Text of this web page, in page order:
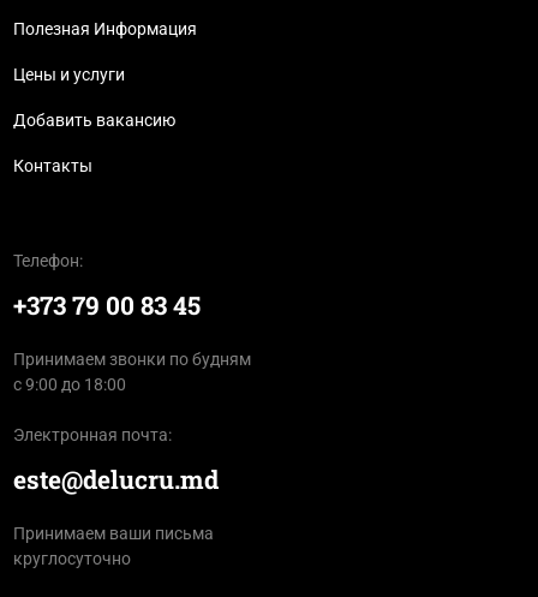
Полезная Информация
Цены и услуги
Добавить вакансию
Контакты
Телефон:
+373 79 00 83 45
Принимаем звонки по будням
с 9:00 до 18:00
Электронная почта:
este@delucru.md
Принимаем ваши письма
круглосуточно